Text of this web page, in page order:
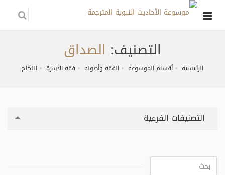
التصنيف: الصداق
الرئيسية أقسام الموسوعة الفقه وأصوله فقه الأسرة النكاح
التصنيفات الفرعية